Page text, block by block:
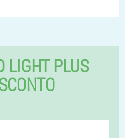
LIGHT PLUS